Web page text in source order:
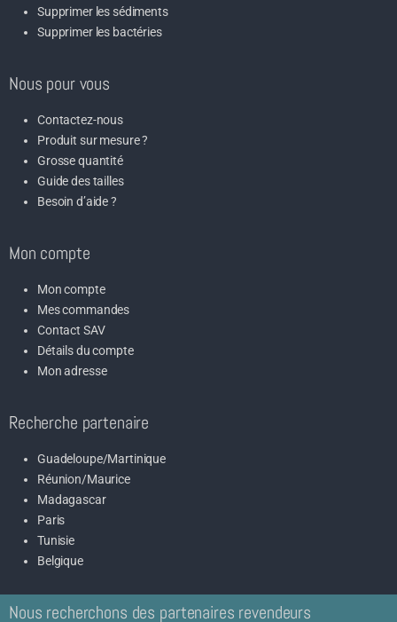
Supprimer les sédiments
Supprimer les bactéries
Nous pour vous
Contactez-nous
Produit sur mesure ?
Grosse quantité
Guide des tailles
Besoin d’aide ?
Mon compte
Mon compte
Mes commandes
Contact SAV
Détails du compte
Mon adresse
Recherche partenaire
Guadeloupe/Martinique
Réunion/Maurice
Madagascar
Paris
Tunisie
Belgique
Nous recherchons des partenaires revendeurs